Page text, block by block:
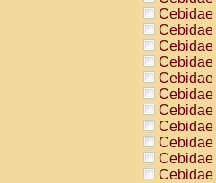
Cebidae
Cebidae
Cebidae
Cebidae
Cebidae
Cebidae
Cebidae
Cebidae
Cebidae
Cebidae
Cebidae